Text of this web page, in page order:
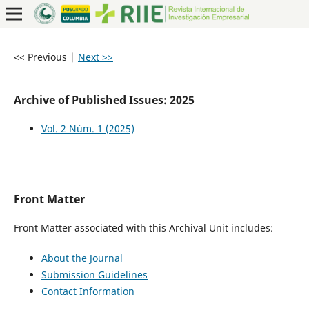
<< Previous | Next >>
Archive of Published Issues: 2025
Vol. 2 Núm. 1 (2025)
Front Matter
Front Matter associated with this Archival Unit includes:
About the Journal
Submission Guidelines
Contact Information